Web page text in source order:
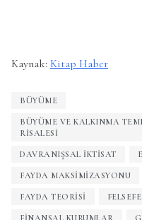
Kaynak: Kitap Haber
BÜYÜME
BÜYÜME VE KALKINMA
RISALESI
DAVRANIŞSAL İKTISAT
FAYDA MAKSIMIZASYONU
FAYDA TEORISI FELSEFE
FİNANSAL KURUMLAR